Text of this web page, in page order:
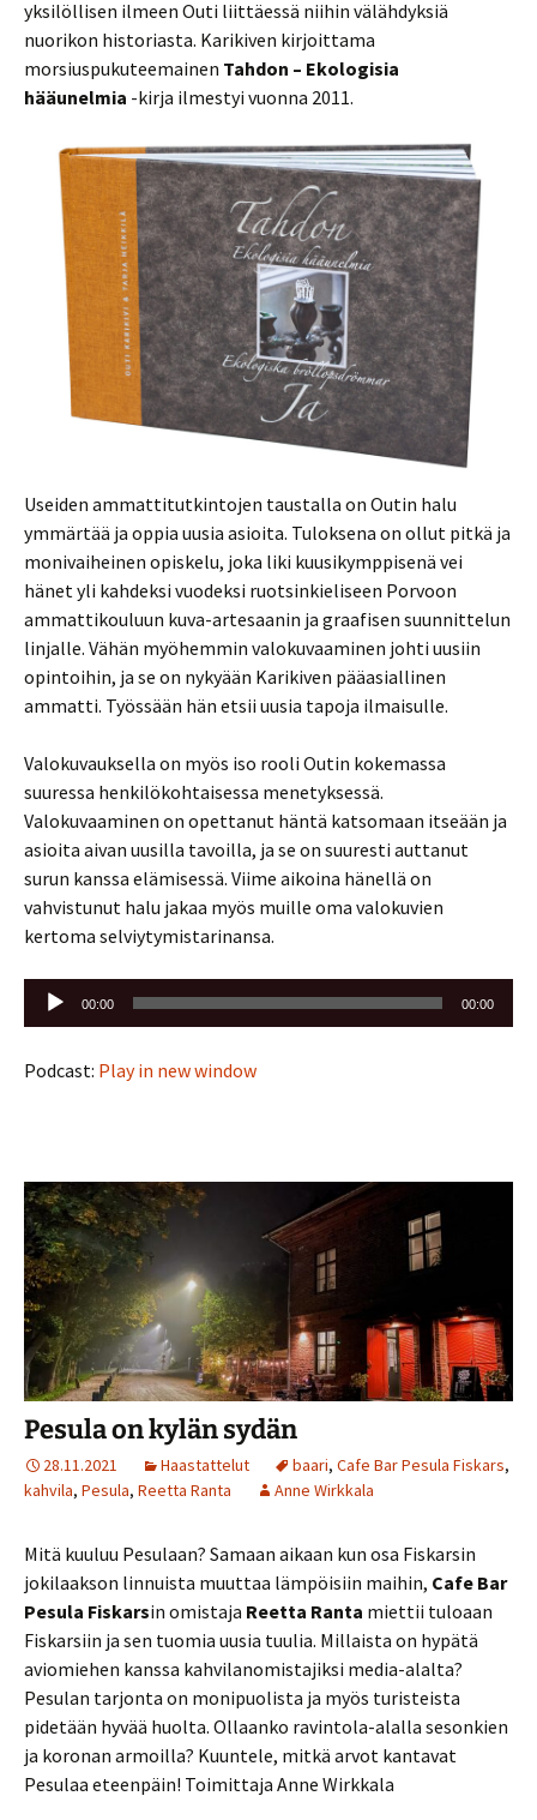
yksilöllisen ilmeen Outi liittäessä niihin välähdyksiä
nuorikon historiasta. Karikiven kirjoittama
morsiuspukuteemainen Tahdon – Ekologisia
hääunelmia -kirja ilmestyi vuonna 2011.
Useiden ammattitutkintojen taustalla on Outin halu
ymmärtää ja oppia uusia asioita. Tuloksena on ollut pitkä ja
monivaiheinen opiskelu, joka liki kuusikymppisenä vei
hänet yli kahdeksi vuodeksi ruotsinkieliseen Porvoon
ammattikouluun kuva-artesaanin ja graafisen suunnittelun
linjalle. Vähän myöhemmin valokuvaaminen johti uusiin
opintoihin, ja se on nykyään Karikiven pääasiallinen
ammatti. Työssään hän etsii uusia tapoja ilmaisulle.
Valokuvauksella on myös iso rooli Outin kokemassa
suuressa henkilökohtaisessa menetyksessä.
Valokuvaaminen on opettanut häntä katsomaan itseään ja
asioita aivan uusilla tavoilla, ja se on suuresti auttanut
surun kanssa elämisessä. Viime aikoina hänellä on
vahvistunut halu jakaa myös muille oma valokuvien
kertoma selviytymistarinansa.
Äänitoistin
00:00 00:00
Podcast: Play in new window
Pesula on kylän sydän
28.11.2021 Haastattelut baari, Cafe Bar Pesula Fiskars,
kahvila, Pesula, Reetta Ranta Anne Wirkkala
Mitä kuuluu Pesulaan? Samaan aikaan kun osa Fiskarsin
jokilaakson linnuista muuttaa lämpöisiin maihin, Cafe Bar
Pesula Fiskarsin omistaja Reetta Ranta miettii tuloaan
Fiskarsiin ja sen tuomia uusia tuulia. Millaista on hypätä
aviomiehen kanssa kahvilanomistajiksi media-alalta?
Pesulan tarjonta on monipuolista ja myös turisteista
pidetään hyvää huolta. Ollaanko ravintola-alalla sesonkien
ja koronan armoilla? Kuuntele, mitkä arvot kantavat
Pesulaa eteenpäin! Toimittaja Anne Wirkkala